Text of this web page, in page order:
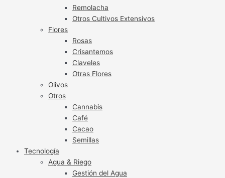
Remolacha
Otros Cultivos Extensivos
Flores
Rosas
Crisantemos
Claveles
Otras Flores
Olivos
Otros
Cannabis
Café
Cacao
Semillas
Tecnología
Agua & Riego
Gestión del Agua